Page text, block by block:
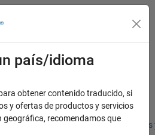
empleo Oficinas locales
país/idioma
obtener contenido traducido, si
y ofertas de productos y servicios
geográfica, recomendamos que